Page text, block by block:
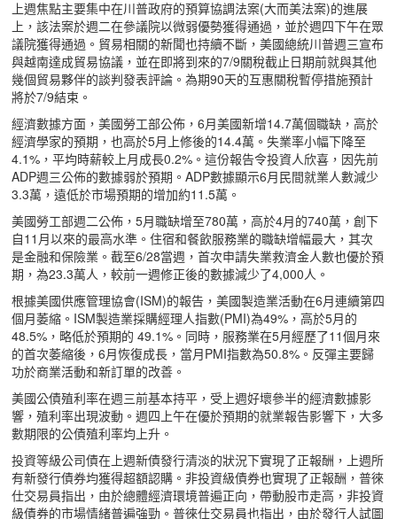
上週焦點主要集中在川普政府的預算協調法案(大而美法案)的進展
上，該法案於週二在參議院以微弱優勢獲得通過，並於週四下午在眾
議院獲得通過。貿易相關的新聞也持續不斷，美國總統川普週三宣布
與越南達成貿易協議，並在即將到來的7/9關稅截止日期前就與其他
幾個貿易夥伴的談判發表評論。為期90天的互惠關稅暫停措施預計
將於7/9結束。
經濟數據方面，美國勞工部公佈，6月美國新增14.7萬個職缺，高於
經濟學家的預期，也高於5月上修後的14.4萬。失業率小幅下降至
4.1%，平均時薪較上月成長0.2%。這份報告令投資人欣喜，因先前
ADP週三公佈的數據弱於預期。ADP數據顯示6月民間就業人數減少
3.3萬，遠低於市場預期的增加約11.5萬。
美國勞工部週二公佈，5月職缺增至780萬，高於4月的740萬，創下
自11月以來的最高水準。住宿和餐飲服務業的職缺增幅最大，其次
是金融和保險業。截至6/28當週，首次申請失業救濟金人數也優於預
期，為23.3萬人，較前一週修正後的數據減少了4,000人。
根據美國供應管理協會(ISM)的報告，美國製造業活動在6月連續第四
個月萎縮。ISM製造業採購經理人指數(PMI)為49%，高於5月的
48.5%，略低於預期的 49.1%。同時，服務業在5月經歷了11個月來
的首次萎縮後，6月恢復成長，當月PMI指數為50.8%。反彈主要歸
功於商業活動和新訂單的改善。
美國公債殖利率在週三前基本持平，受上週好壞參半的經濟數據影
響，殖利率出現波動。週四上午在優於預期的就業報告影響下，大多
數期限的公債殖利率均上升。
投資等級公司債在上週新債發行清淡的狀況下實現了正報酬，上週所
有新發行債券均獲得超額認購。非投資級債券也實現了正報酬，普徠
仕交易員指出，由於總體經濟環境普遍正向，帶動股市走高，非投資
級債券的市場情緒普遍強勁。普徠仕交易員也指出，由於發行人試圖